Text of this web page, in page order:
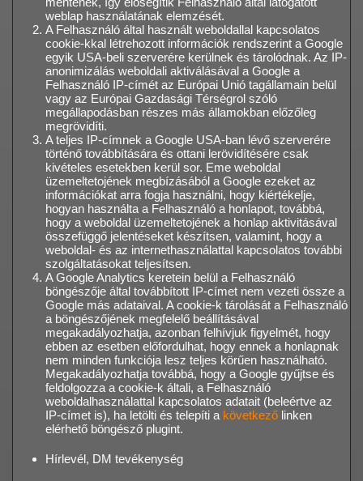
weblap használatának elemzését.
A Felhasználó által használt weboldallal kapcsolatos
cookie-kkal létrehozott információk rendszerint a Google
egyik USA-beli szerverére kerülnek és tárolódnak. Az IP-
anonimizálás weboldali aktiválásával a Google a
Felhasználó IP-címét az Európai Unió tagállamain belül
vagy az Európai Gazdasági Térségrol szóló
megállapodásban részes más államokban előzőleg
megrövidíti.
A teljes IP-címnek a Google USA-ban lévő szerverére
történő továbbítására és ottani lerövidítésére csak
kivételes esetekben kerül sor. Eme weboldal
üzemeltetojének megbízásából a Google ezeket az
információkat arra fogja használni, hogy kiértékelje,
hogyan használta a Felhasználó a honlapot, továbbá,
hogy a weboldal üzemeltetojének a honlap aktivitásával
összefüggő jelentéseket készítsen, valamint, hogy a
weboldal- és az internethasználattal kapcsolatos további
szolgáltatásokat teljesítsen.
A Google Analytics keretein belül a Felhasználó
böngészője által továbbított IP-címet nem vezeti össze a
Google más adataival. A cookie-k tárolását a Felhasználó
a böngészőjének megfelelő beállításával
megakadályozhatja, azonban felhívjuk figyelmét, hogy
ebben az esetben előfordulhat, hogy ennek a honlapnak
nem minden funkciója lesz teljes körűen használható.
Megakadályozhatja továbbá, hogy a Google gyűjtse és
feldolgozza a cookie-k általi, a Felhasználó
weboldalhasználattal kapcsolatos adatait (beleértve az
IP-címet is), ha letölti és telepíti a következő linken
elérhető böngésző plugint.
Hírlevél, DM tevékenység